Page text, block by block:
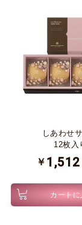
しあわせ
12枚入
￥ 1,512
カートに